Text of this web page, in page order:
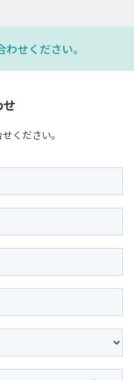
せください。
ください。